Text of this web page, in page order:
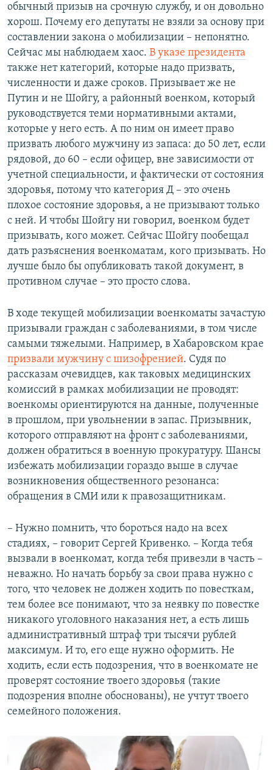
обычный призыв на срочную службу, и он довольно
хорош. Почему его депутаты не взяли за основу при
составлении закона о мобилизации – непонятно.
Сейчас мы наблюдаем хаос. В указе президента
также нет категорий, которые надо призвать,
численности и даже сроков. Призывает же не
Путин и не Шойгу, а районный военком, который
руководствуется теми нормативными актами,
которые у него есть. А по ним он имеет право
призвать любого мужчину из запаса: до 50 лет, если
рядовой, до 60 – если офицер, вне зависимости от
учетной специальности, и фактически от состояния
здоровья, потому что категория Д – это очень
плохое состояние здоровья, а не призывают только
с ней. И чтобы Шойгу ни говорил, военком будет
призывать, кого может. Сейчас Шойгу пообещал
дать разъяснения военкоматам, кого призывать. Но
лучше было бы опубликовать такой документ, в
противном случае – это просто слова.
В ходе текущей мобилизации военкоматы зачастую
призывали граждан с заболеваниями, в том числе
самыми тяжелыми. Например, в Хабаровском крае
призвали мужчину с шизофренией. Судя по
рассказам очевидцев, как таковых медицинских
комиссий в рамках мобилизации не проводят:
военкомы ориентируются на данные, полученные
в прошлом, при увольнении в запас. Призывник,
которого отправляют на фронт с заболеваниями,
должен обратиться в военную прокуратуру. Шансы
избежать мобилизации гораздо выше в случае
возникновения общественного резонанса:
обращения в СМИ или к правозащитникам.
– Нужно помнить, что бороться надо на всех
стадиях, – говорит Сергей Кривенко. – Когда тебя
вызвали в военкомат, когда тебя привезли в часть –
неважно. Но начать борьбу за свои права нужно с
того, что человек не должен ходить по повесткам,
тем более все понимают, что за неявку по повестке
никакого уголовного наказания нет, а есть лишь
административный штраф три тысячи рублей
максимум. И то, его еще нужно оформить. Не
ходить, если есть подозрения, что в военкомате не
проверят состояние твоего здоровья (такие
подозрения вполне обоснованы), не учтут твоего
семейного положения.